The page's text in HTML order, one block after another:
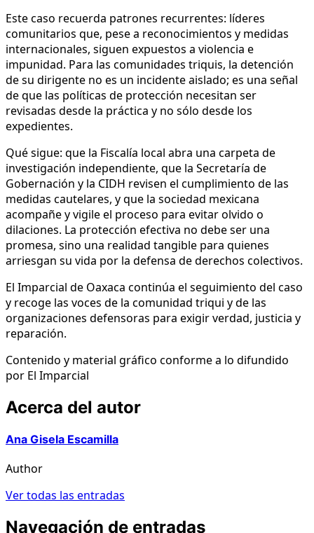
Este caso recuerda patrones recurrentes: líderes
comunitarios que, pese a reconocimientos y medidas
internacionales, siguen expuestos a violencia e
impunidad. Para las comunidades triquis, la detención
de su dirigente no es un incidente aislado; es una señal
de que las políticas de protección necesitan ser
revisadas desde la práctica y no sólo desde los
expedientes.
Qué sigue: que la Fiscalía local abra una carpeta de
investigación independiente, que la Secretaría de
Gobernación y la CIDH revisen el cumplimiento de las
medidas cautelares, y que la sociedad mexicana
acompañe y vigile el proceso para evitar olvido o
dilaciones. La protección efectiva no debe ser una
promesa, sino una realidad tangible para quienes
arriesgan su vida por la defensa de derechos colectivos.
El Imparcial de Oaxaca continúa el seguimiento del caso
y recoge las voces de la comunidad triqui y de las
organizaciones defensoras para exigir verdad, justicia y
reparación.
Contenido y material gráfico conforme a lo difundido
por El Imparcial
Acerca del autor
Ana Gisela Escamilla
Author
Ver todas las entradas
Navegación de entradas